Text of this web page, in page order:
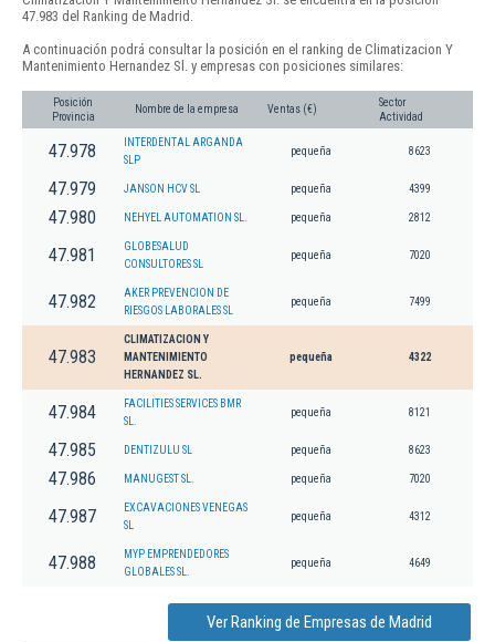
47.983 del Ranking de Madrid.
A continuación podrá consultar la posición en el ranking de Climatizacion Y
Mantenimiento Hernandez Sl. y empresas con posiciones similares:
Posición
Provincia
Nombre de la empresa Ventas (€)
Sector
Actividad
47.978
INTERDENTAL ARGANDA
SLP
pequeña 8623
47.979 JANSON HCV SL pequeña 4399
47.980 NEHYEL AUTOMATION SL. pequeña 2812
47.981
GLOBESALUD
CONSULTORES SL
pequeña 7020
47.982
AKER PREVENCION DE
RIESGOS LABORALES SL
pequeña 7499
47.983
CLIMATIZACION Y
MANTENIMIENTO
HERNANDEZ SL.
pequeña 4322
47.984
FACILITIES SERVICES BMR
SL.
pequeña 8121
47.985 DENTIZULU SL pequeña 8623
47.986 MANUGEST SL. pequeña 7020
47.987
EXCAVACIONES VENEGAS
SL
pequeña 4312
47.988
MYP EMPRENDEDORES
GLOBALES SL.
pequeña 4649
Ver Ranking de Empresas de Madrid